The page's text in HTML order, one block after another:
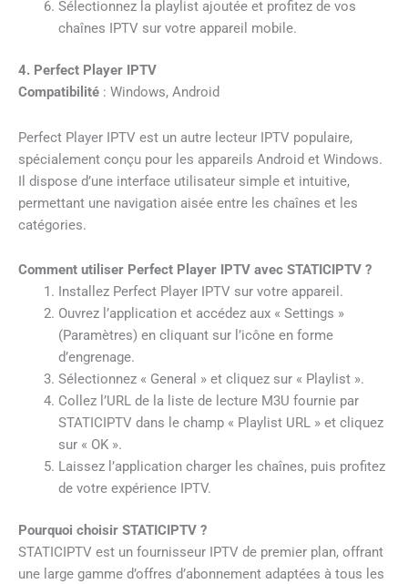
Sélectionnez la playlist ajoutée et profitez de vos
chaînes IPTV sur votre appareil mobile.
4. Perfect Player IPTV
Compatibilité : Windows, Android
Perfect Player IPTV est un autre lecteur IPTV populaire,
spécialement conçu pour les appareils Android et Windows.
Il dispose d’une interface utilisateur simple et intuitive,
permettant une navigation aisée entre les chaînes et les
catégories.
Comment utiliser Perfect Player IPTV avec STATICIPTV ?
Installez Perfect Player IPTV sur votre appareil.
Ouvrez l’application et accédez aux « Settings »
(Paramètres) en cliquant sur l’icône en forme
d’engrenage.
Sélectionnez « General » et cliquez sur « Playlist ».
Collez l’URL de la liste de lecture M3U fournie par
STATICIPTV dans le champ « Playlist URL » et cliquez
sur « OK ».
Laissez l’application charger les chaînes, puis profitez
de votre expérience IPTV.
Pourquoi choisir STATICIPTV ?
STATICIPTV est un fournisseur IPTV de premier plan, offrant
une large gamme d’offres d’abonnement adaptées à tous les